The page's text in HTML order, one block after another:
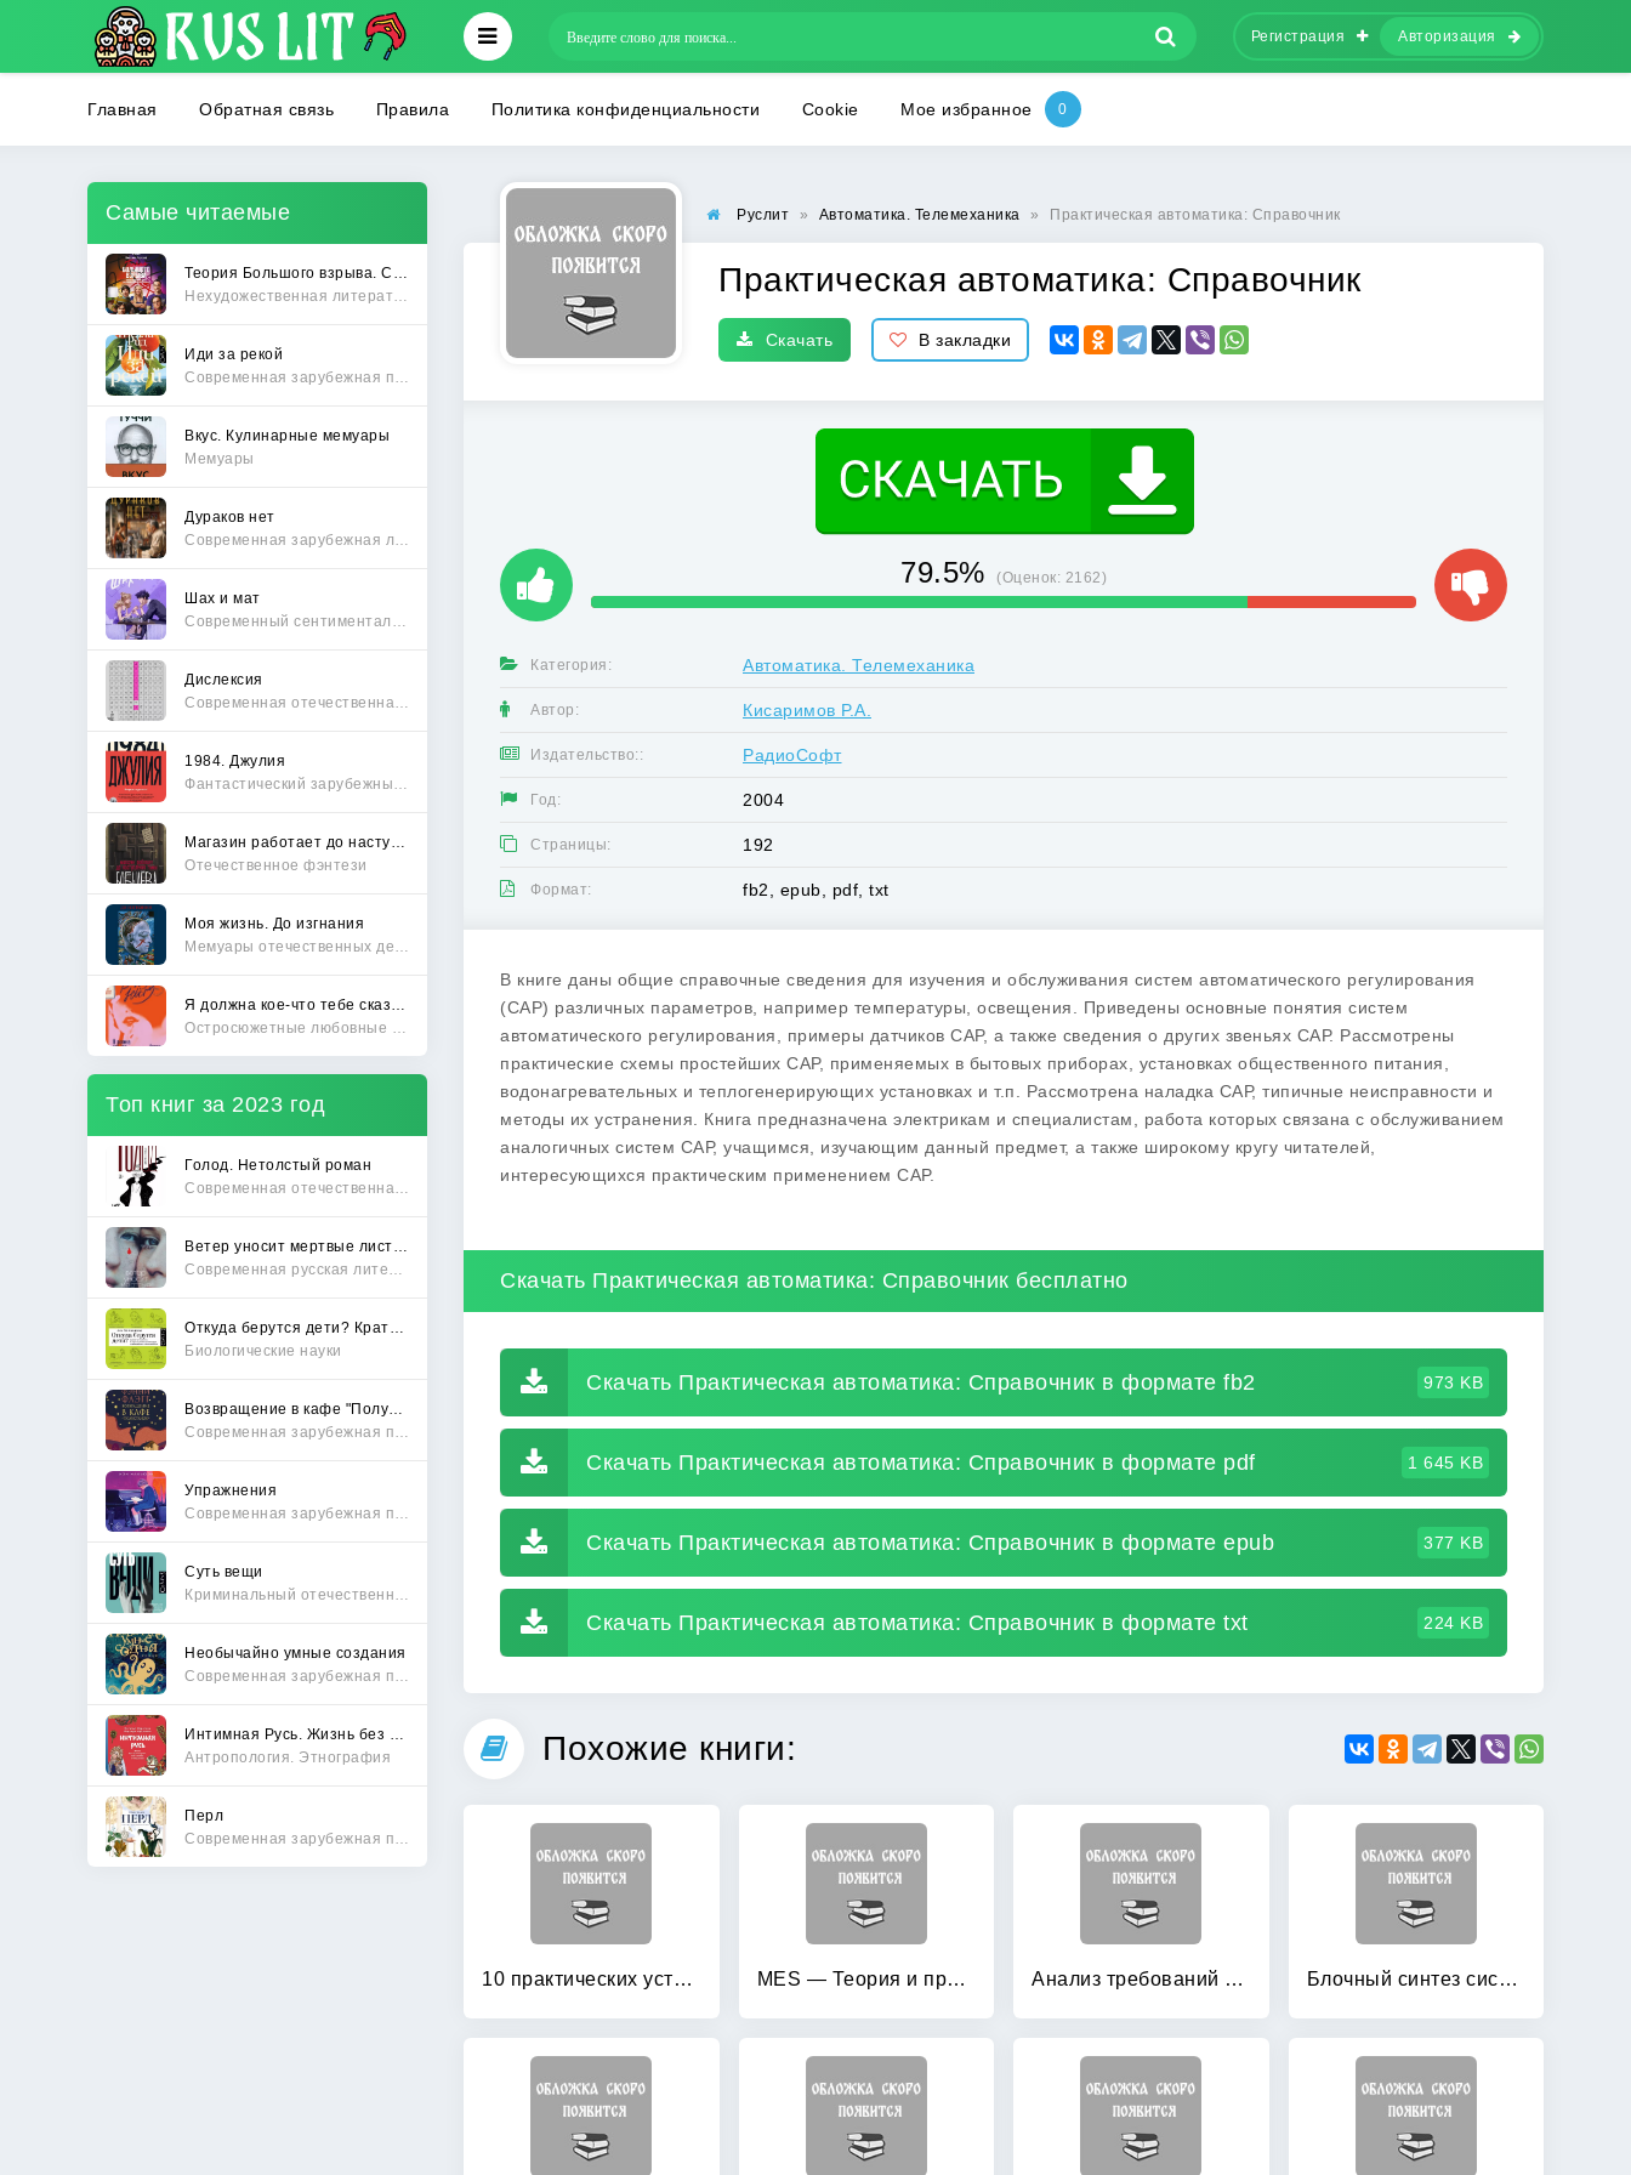
Регистрация Авторизация
Главная Обратная связь Правила Политика конфиденциальности Cookie Мое избранное
Самые читаемые
Иди за рекой
Вкус. Кулинарные мемуары
Мемуары
Дураков нет
Шах и мат
Дислексия
1984. Джулия
Отечественное фэнтези
Моя жизнь. До изгнания
Топ книг за 2023 год
Голод. Нетолстый роман
Биологические науки
Упражнения
Суть вещи
Необычайно умные создания
Антропология. Этнография
Перл
Руслит » Автоматика. Телемеханика » Практическая автоматика: Справочник
Практическая автоматика: Справочник
Скачать В закладки
79.5% (Оценок: 2162)
Категория: Автоматика. Телемеханика
Автор: Кисаримов Р.А.
Издательство:: РадиоСофт
Год: 2004
Страницы: 192
Формат: fb2, epub, pdf, txt
В книге даны общие справочные сведения для изучения и обслуживания систем автоматического регулирования
(САР) различных параметров, например температуры, освещения. Приведены основные понятия систем
автоматического регулирования, примеры датчиков САР, а также сведения о других звеньях САР. Рассмотрены
практические схемы простейших САР, применяемых в бытовых приборах, установках общественного питания,
водонагревательных и теплогенерирующих установках и т.п. Рассмотрена наладка САР, типичные неисправности и
методы их устранения. Книга предназначена электрикам и специалистам, работа которых связана с обслуживанием
аналогичных систем САР, учащимся, изучающим данный предмет, а также широкому кругу читателей,
интересующихся практическим применением САР.
Скачать Практическая автоматика: Справочник бесплатно
Скачать Практическая автоматика: Справочник в формате fb2 973 KB
Скачать Практическая автоматика: Справочник в формате pdf 1 645 KB
Скачать Практическая автоматика: Справочник в формате epub 377 KB
Скачать Практическая автоматика: Справочник в формате txt 224 KB
Похожие книги:
10 практических устройств на AVR-микроконтроллерах: Книга 2 (+ CD-ROM) MES — Теория и практика: Выпуск 6 Анализ требований к автоматоматизированным информационным системам Блочный синтез систем управления роботами-манипуляторами в условиях неопределенности